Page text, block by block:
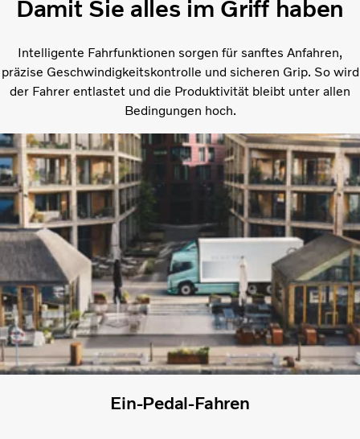
Damit Sie alles im Griff haben
Intelligente Fahrfunktionen sorgen für sanftes Anfahren,
präzise Geschwindigkeitskontrolle und sicheren Grip. So wird
der Fahrer entlastet und die Produktivität bleibt unter allen
Bedingungen hoch.
Ein-Pedal-Fahren